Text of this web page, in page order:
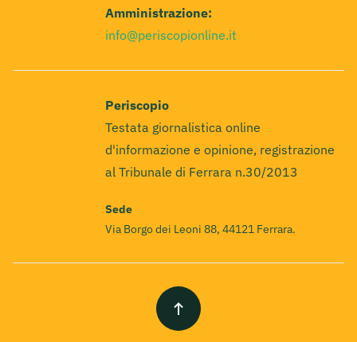
Amministrazione:
info@periscopionline.it
Periscopio
Testata giornalistica online
d'informazione e opinione, registrazione
al Tribunale di Ferrara n.30/2013
Sede
Via Borgo dei Leoni 88, 44121 Ferrara.